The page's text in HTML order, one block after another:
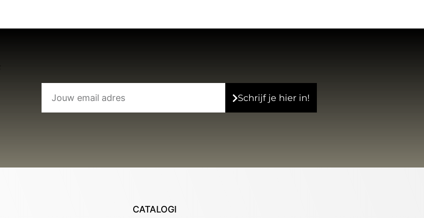
Schrijf je hier in!
CATALOGI